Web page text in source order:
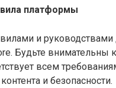
платформы
и
Будьте
всем
и безопасности.